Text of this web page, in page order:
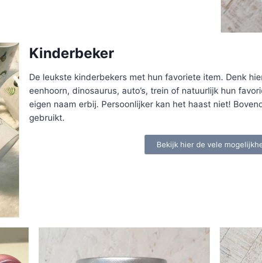
Kinderbeker
De leukste kinderbekers met hun favoriete item. Denk
eenhoorn, dinosaurus, auto’s, trein of natuurlijk hun
eigen naam erbij. Persoonlijker kan het haast niet!
gebruikt.
Bekijk hier de vele